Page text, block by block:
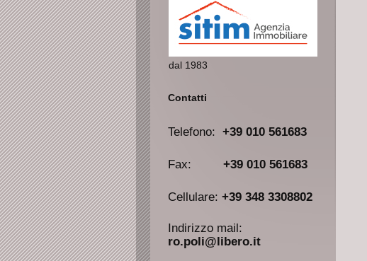
dal 1983
Contatti
Telefono: +39 010 561683
Fax: +39 010 561683
Cellulare: +39 348 3308802
Indirizzo mail:
ro.poli@libero.it